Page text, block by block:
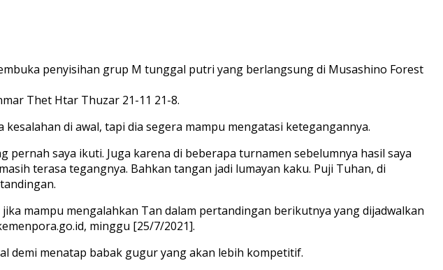
penyisihan grup M tunggal putri yang berlangsung di Musashino Forest
Thet Htar Thuzar 21-11 21-8.
di awal, tapi dia segera mampu mengatasi ketegangannya.
saya ikuti. Juga karena di beberapa turnamen sebelumnya hasil saya
terasa tegangnya. Bahkan tangan jadi lumayan kaku. Puji Tuhan, di
mampu mengalahkan Tan dalam pertandingan berikutnya yang dijadwalkan
minggu [25/7/2021].
demi menatap babak gugur yang akan lebih kompetitif.